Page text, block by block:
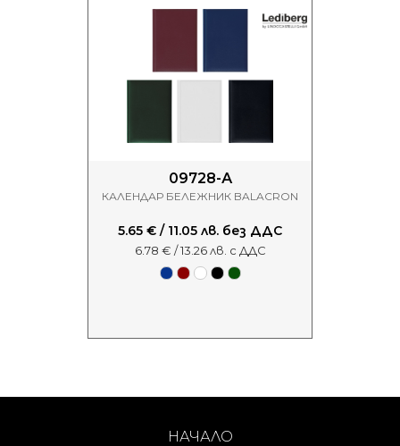
09728-А
КАЛЕНДАР БЕЛЕЖНИК BALACRON
5.65 € / 11.05 лв. без ДДС
6.78 € / 13.26 лв. с ДДС
НАЧАЛО